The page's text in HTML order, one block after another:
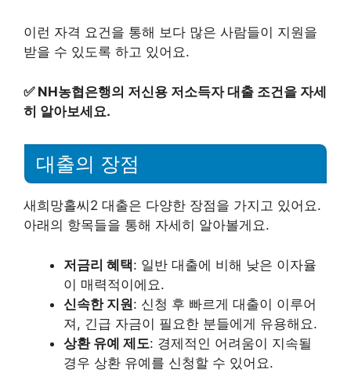
이런 자격 요건을 통해 보다 많은 사람들이 지원을
받을 수 있도록 하고 있어요.
✅ NH농협은행의 저신용 저소득자 대출 조건을 자세
히 알아보세요.
대출의 장점
새희망홀씨2 대출은 다양한 장점을 가지고 있어요.
아래의 항목들을 통해 자세히 알아볼게요.
저금리 혜택: 일반 대출에 비해 낮은 이자율
이 매력적이에요.
신속한 지원: 신청 후 빠르게 대출이 이루어
져, 긴급 자금이 필요한 분들에게 유용해요.
상환 유예 제도: 경제적인 어려움이 지속될
경우 상환 유예를 신청할 수 있어요.